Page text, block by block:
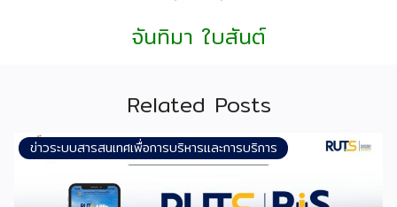
จันทิมา ใบสันต์
Related Posts
ข่าวระบบสารสนเทศเพื่อการบริหารและการบริการ